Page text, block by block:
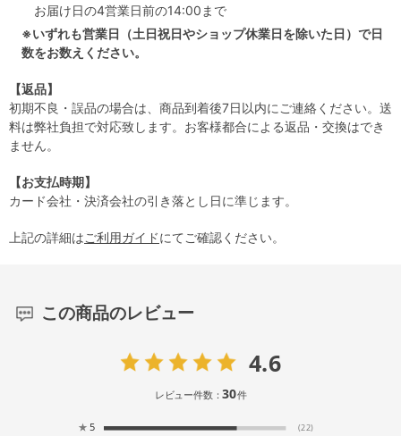
お届け日の4営業日前の14:00まで
※いずれも営業日（土日祝日やショップ休業日を除いた日）で日
数をお数えください。
【返品】
初期不良・誤品の場合は、商品到着後7日以内にご連絡ください。送
料は弊社負担で対応致します。お客様都合による返品・交換はでき
ません。
【お支払時期】
カード会社・決済会社の引き落とし日に準じます。
上記の詳細はご利用ガイドにてご確認ください。
この商品のレビュー
4.6
レビュー件数：30件
★ 5 (22)